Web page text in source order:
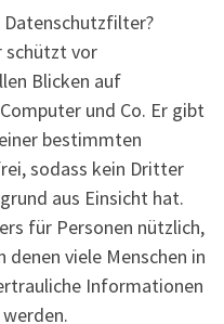
Datenschutzfilter?
schützt vor
Blicken auf
und Co. Er gibt
bestimmten
sodass kein Dritter
aus Einsicht hat.
für Personen nützlich,
viele Menschen in
Informationen